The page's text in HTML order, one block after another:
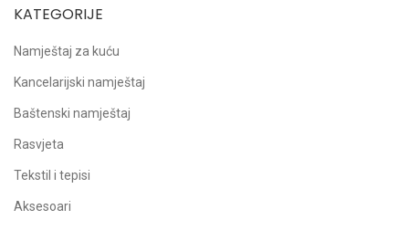
KATEGORIJE
Namještaj za kuću
Kancelarijski namještaj
Baštenski namještaj
Rasvjeta
Tekstil i tepisi
Aksesoari